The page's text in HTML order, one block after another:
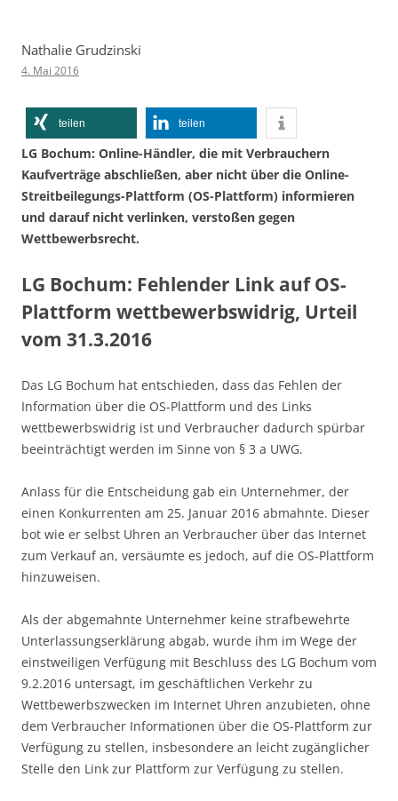
Nathalie Grudzinski
4. Mai 2016
teilen teilen
LG Bochum: Online-Händler, die mit Verbrauchern
Kaufverträge abschließen, aber nicht über die Online-
Streitbeilegungs-Plattform (OS-Plattform) informieren
und darauf nicht verlinken, verstoßen gegen
Wettbewerbsrecht.
LG Bochum: Fehlender Link auf OS-
Plattform wettbewerbswidrig, Urteil
vom 31.3.2016
Das LG Bochum hat entschieden, dass das Fehlen der
Information über die OS-Plattform und des Links
wettbewerbswidrig ist und Verbraucher dadurch spürbar
beeinträchtigt werden im Sinne von § 3 a UWG.
Anlass für die Entscheidung gab ein Unternehmer, der
einen Konkurrenten am 25. Januar 2016 abmahnte. Dieser
bot wie er selbst Uhren an Verbraucher über das Internet
zum Verkauf an, versäumte es jedoch, auf die OS-Plattform
hinzuweisen.
Als der abgemahnte Unternehmer keine strafbewehrte
Unterlassungserklärung abgab, wurde ihm im Wege der
einstweiligen Verfügung mit Beschluss des LG Bochum vom
9.2.2016 untersagt, im geschäftlichen Verkehr zu
Wettbewerbszwecken im Internet Uhren anzubieten, ohne
dem Verbraucher Informationen über die OS-Plattform zur
Verfügung zu stellen, insbesondere an leicht zugänglicher
Stelle den Link zur Plattform zur Verfügung zu stellen.